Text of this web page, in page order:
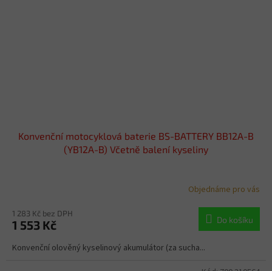
Konvenční motocyklová baterie BS-BATTERY BB12A-B
(YB12A-B) Včetně balení kyseliny
Objednáme pro vás
1 283 Kč bez DPH
1 553 Kč Do košíku
Konvenční olověný kyselinový akumulátor (za sucha...